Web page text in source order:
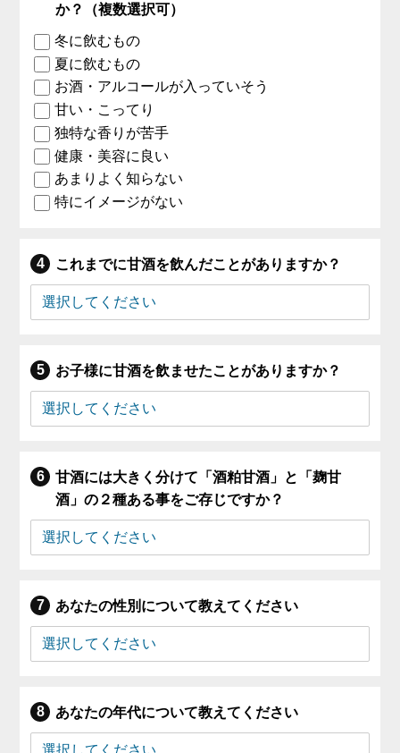
か？（複数選択可）
冬に飲むもの
夏に飲むもの
お酒・アルコールが入っていそう
甘い・こってり
独特な香りが苦手
健康・美容に良い
あまりよく知らない
特にイメージがない
これまでに甘酒を飲んだことがありますか？
お子様に甘酒を飲ませたことがありますか？
甘酒には大きく分けて「酒粕甘酒」と「麹甘
酒」の２種ある事をご存じですか？
あなたの性別について教えてください
あなたの年代について教えてください